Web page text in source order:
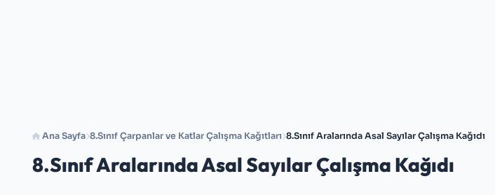
Ana Sayfa 8.Sınıf Çarpanlar ve Katlar Çalışma Kağıtları 8.Sınıf Aralarında Asal Sayılar Çalışma Kağıdı
8.Sınıf Aralarında Asal Sayılar Çalışma Kağıdı